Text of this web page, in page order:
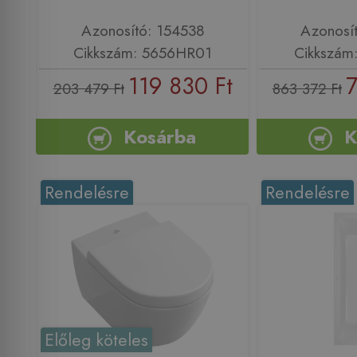
Azonosító: 154538
Cikkszám: 5656HR01
203 479 Ft 119 830 Ft
Kosárba
863 372 Ft
Rendelésre
Előleg köteles
Rendelésre